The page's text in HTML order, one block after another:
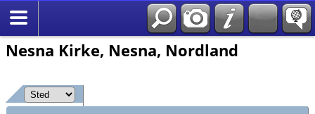
Nesna Kirke, Nesna, Nordland